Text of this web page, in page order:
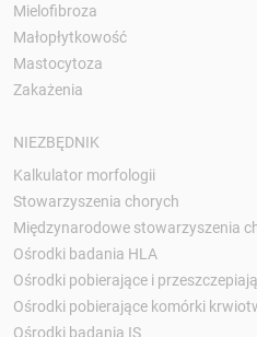
Mielofibroza
Małopłytkowość
Mastocytoza
Zakażenia
NIEZBĘDNIK
Kalkulator morfologii
Stowarzyszenia chorych
Międzynarodowe stowarzyszenia
Ośrodki badania HLA
Ośrodki pobierające i
Ośrodki pobierające komórki
Ośrodki badania IS